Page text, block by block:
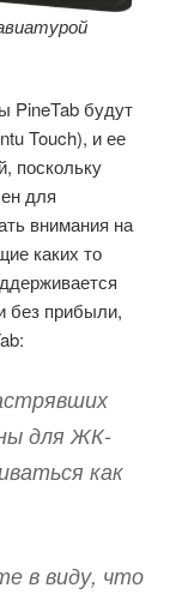
PineTab будут
Touch), и ее
поскольку
для
внимания на
каких то
без прибыли,
для ЖК-
как
в виду, что